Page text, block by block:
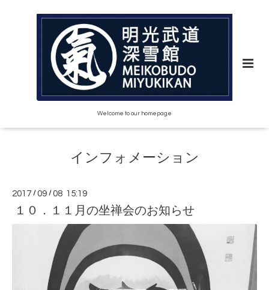
Welcome to our homepage
インフォメーション
2017 /09 /08 15:19
１０．１１月の坐禅会のお知らせ